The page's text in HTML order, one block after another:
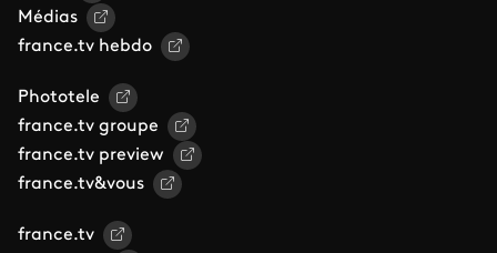
Médias
france.tv hebdo
Phototele
france.tv groupe
france.tv preview
france.tv&vous
france.tv